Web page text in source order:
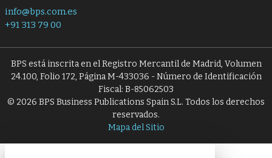
info@bps.com.es
+91 313 79 00
BPS está inscrita en el Registro Mercantil de Madrid, Volumen
24.100, Folio 172, Página M-433036 - Número de Identificación
Fiscal: B-85062503
© 2026 BPS Business Publications Spain S.L. Todos los derechos
reservados.
Mapa del Sitio